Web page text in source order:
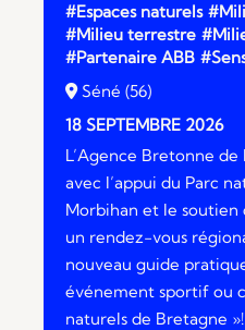
#Espaces naturels
#Milieu terrestre
#Partenaire ABB
Séné (56)
18 SEPTEMBRE 2026
L’Agence Bretonne
avec l’appui du Parc
Morbihan et le soutien
un rendez-vous
nouveau guide
événement sportif ou
naturels de Bretagne